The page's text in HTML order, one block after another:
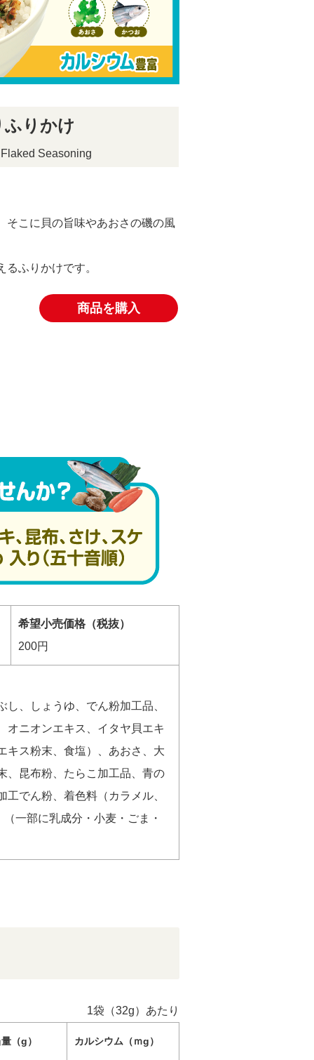
りかけ
Seasoning
そこに貝の旨味やあおさの磯の風
ふりかけです。
商品を購入
希望小売価格（税抜）
200円
、しょうゆ、でん粉加工品、
オニオンエキス、イタヤ貝エキ
キス粉末、食塩）、あおさ、大
、昆布粉、たらこ加工品、青の
でん粉、着色料（カラメル、
一部に乳成分・小麦・ごま・
1袋（32g）あたり
（g）
カルシウム（ｍg）